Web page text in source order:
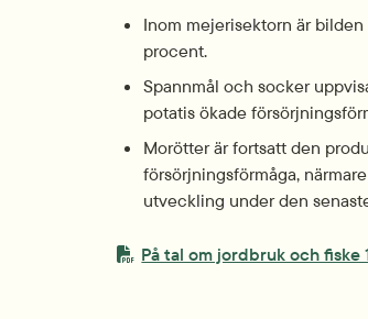
Inom mejerisektorn är
procent.
Spannmål och socker
potatis ökade
Morötter är fortsatt den
försörjningsförmåga,
utveckling under den
PDF-fil.
På tal om jordbruk och fiske